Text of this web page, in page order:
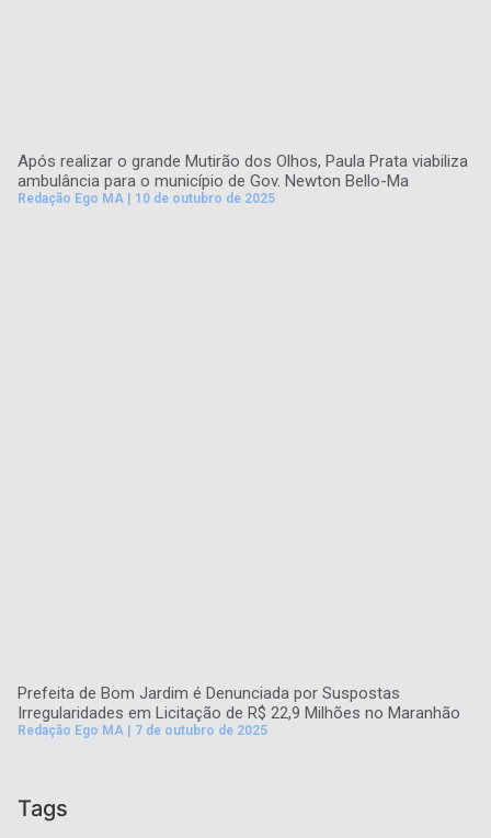
Após realizar o grande Mutirão dos Olhos, Paula Prata viabiliza
ambulância para o município de Gov. Newton Bello-Ma
Redação Ego MA 10 de outubro de 2025
Prefeita de Bom Jardim é Denunciada por Suspostas
Irregularidades em Licitação de R$ 22,9 Milhões no Maranhão
Redação Ego MA 7 de outubro de 2025
Tags